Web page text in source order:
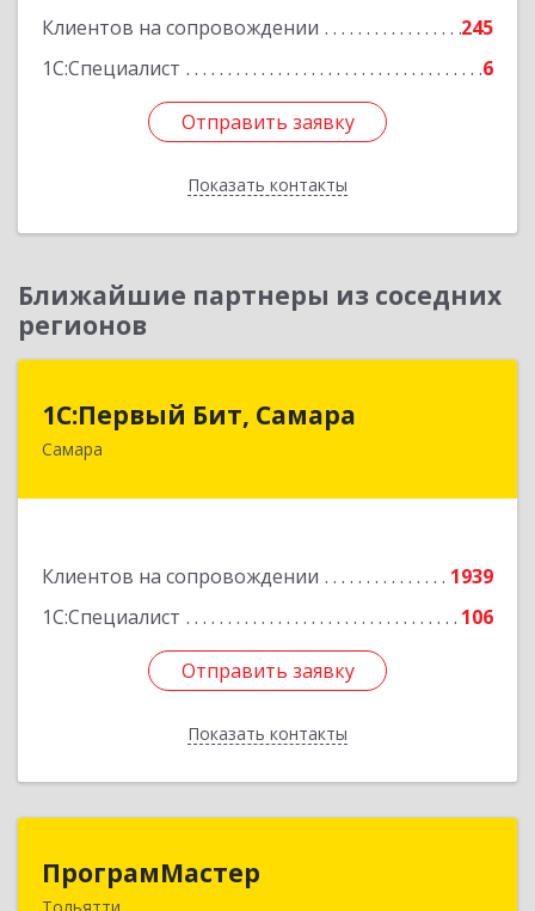
Клиентов на сопровождении
245
1С:Специалист
6
Отправить заявку
Показать контакты
Отправить заявку
Назад
Ближайшие партнеры из соседних
регионов
1С:Первый Бит, Самара
Самара
Клиентов на сопровождении
1939
1С:Специалист
106
Отправить заявку
Показать контакты
1С:Первый Бит, Самара
443013, Самарская обл, Самара г, Дачная ул,
Отправить заявку
Назад
ПрограмМастер
Тольятти